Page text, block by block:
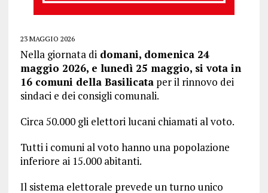
23 MAGGIO 2026
Nella giornata didomani, domenica 24
maggio 2026, e lunedì 25 maggio, si vota in
16 comuni della Basilicataper il rinnovo dei
sindaci e dei consigli comunali.
Circa 50.000 gli elettori lucani chiamati al voto.
Tutti i comuni al voto hanno una popolazione
inferiore ai 15.000 abitanti.
Il sistema elettorale prevede un turno unico